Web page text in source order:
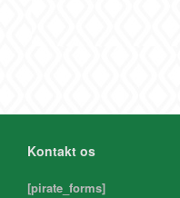
Kontakt os
[pirate_forms]